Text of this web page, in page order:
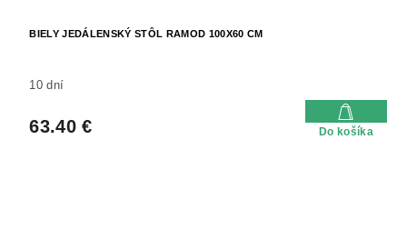
BIELY JEDÁLENSKÝ STÔL RAMOD 100X60 CM
10 dní
63.40 € Do košíka